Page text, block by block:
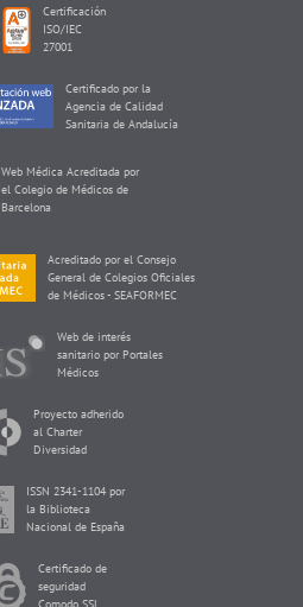
Certificación
ISO/IEC
27001
Certificado por la
Agencia de Calidad
Sanitaria de Andalucía
Web Médica Acreditada por
el Colegio de Médicos de
Barcelona
Acreditado por el Consejo
General de Colegios Oficiales
de Médicos - SEAFORMEC
Web de interés
sanitario por Portales
Médicos
Proyecto adherido
al Charter
Diversidad
ISSN 2341-1104 por
la Biblioteca
Nacional de España
Certificado de
seguridad